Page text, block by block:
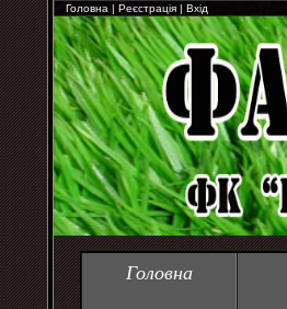
Головна | Реєстрація | Вхід
Головна